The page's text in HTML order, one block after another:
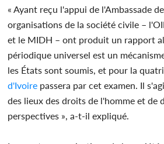
« Ayant reçu l'appui de l'Ambassade
organisations de la société civile –
et le MIDH – ont produit un rapport
périodique universel est un
les États sont soumis, et pour la
d'Ivoire passera par cet examen. Il
des lieux des droits de l'homme et de
perspectives », a-t-il expliqué.